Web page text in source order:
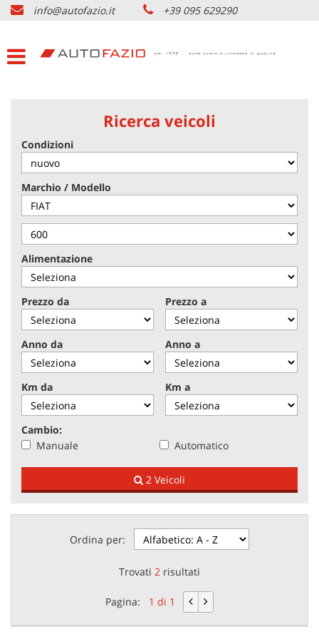
HOME
LISTA VEICOLI USATO
SERVIZI & PARTNERS
NOLEGGIO AUTO CATANIA
AZIENDA
DOVE SIAMO
CONTATTI
NEWS
AREA COMMERCIANTI
info@autofazio.it +39 095 629290
Ricerca veicoli
Condizioni
Marchio / Modello
Alimentazione
Prezzo da Prezzo a
Anno da Anno a
Km da Km a
Cambio:
Manuale
Automatico
2 Veicoli
Ordina per:
Trovati 2 risultati
Pagina: 1 di 1
preferenze
di
pannello
ti
consente
di
esprimere
tue
preferenze
di
consenso
alle
tecnologie
di
tracciamento
che
adottiamo
per
offrire
le
funzionalità
e
svolgere
le
attività
seguito
funzionamento